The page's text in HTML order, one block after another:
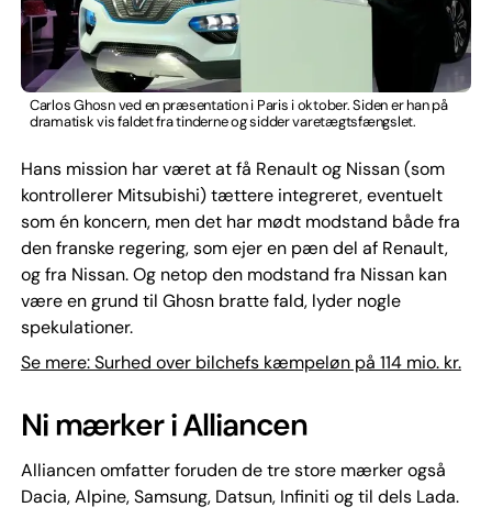
Carlos Ghosn ved en præsentation i Paris i oktober. Siden er han på
dramatisk vis faldet fra tinderne og sidder varetægtsfængslet.
Hans mission har været at få Renault og Nissan (som
kontrollerer Mitsubishi) tættere integreret, eventuelt
som én koncern, men det har mødt modstand både fra
den franske regering, som ejer en pæn del af Renault,
og fra Nissan. Og netop den modstand fra Nissan kan
være en grund til Ghosn bratte fald, lyder nogle
spekulationer.
Se mere: Surhed over bilchefs kæmpeløn på 114 mio. kr.
Ni mærker i Alliancen
Alliancen omfatter foruden de tre store mærker også
Dacia, Alpine, Samsung, Datsun, Infiniti og til dels Lada.